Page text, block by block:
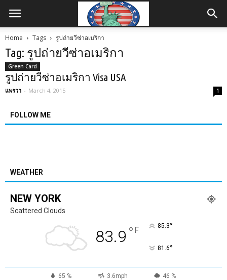
Home Tags รูปถ่ายวีซ่าอเมริกา
Tag: รูปถ่ายวีซ่าอเมริกา
Green Card
รูปถ่ายวีซ่าอเมริกา Visa USA
แพรวา - March 4, 2015 1
FOLLOW ME
WEATHER
NEW YORK
Scattered Clouds
83.9 ° F 85.3°
81.6°
65 % 3.6mph 46 %